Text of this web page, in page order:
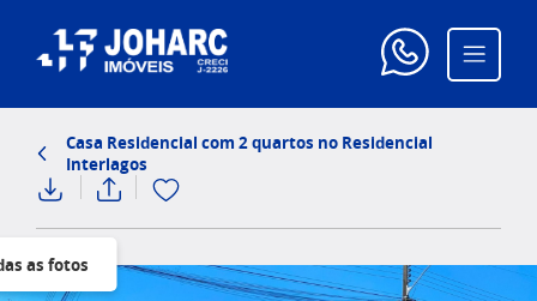
Casa Residencial com 2 quartos no Residencial
Interlagos
as fotos